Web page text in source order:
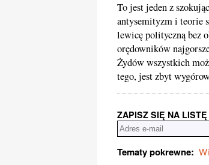
To jest jeden z
antysemityzm i teorie
lewicę polityczną bez
orędowników
Żydów wszystkich
tego, jest zbyt
ZAPISZ SIĘ NA
Tematy pokrewne: